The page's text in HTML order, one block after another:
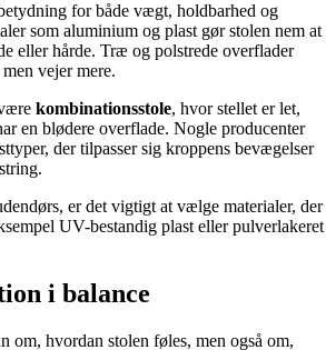
for både vægt, holdbarhed og
som aluminium og plast gør stolen nem at
eller hårde. Træ og polstrede overflader
vejer mere.
kombinationsstole, hvor stellet er let,
en blødere overflade. Nogle producenter
der tilpasser sig kroppens bevægelser
er det vigtigt at vælge materialer, der
UV-bestandig plast eller pulverlakeret
i balance
om, hvordan stolen føles, men også om,